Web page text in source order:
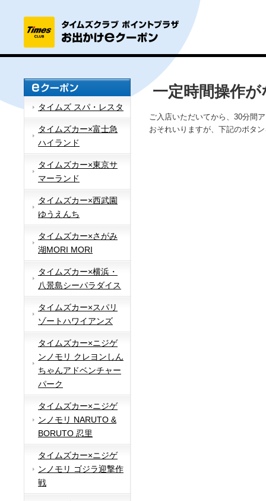
タイムズ スパ・レスタ
タイムズカー×富士急
ハイランド
タイムズカー×東京サ
マーランド
タイムズカー×西武園
ゆうえんち
タイムズカー×さがみ
湖MORI MORI
タイムズカー×横浜・
八景島シーパラダイス
タイムズカー×スパリ
ゾートハワイアンズ
タイムズカー×ニジゲ
ンノモリ クレヨンしん
ちゃんアドベンチャー
パーク
タイムズカー×ニジゲ
ンノモリ NARUTO &
BORUTO 忍里
タイムズカー×ニジゲ
ンノモリ ゴジラ迎撃作
戦
一定時間操作
ご入店いただいてから、30分間
おそれいりますが、下記のボタ